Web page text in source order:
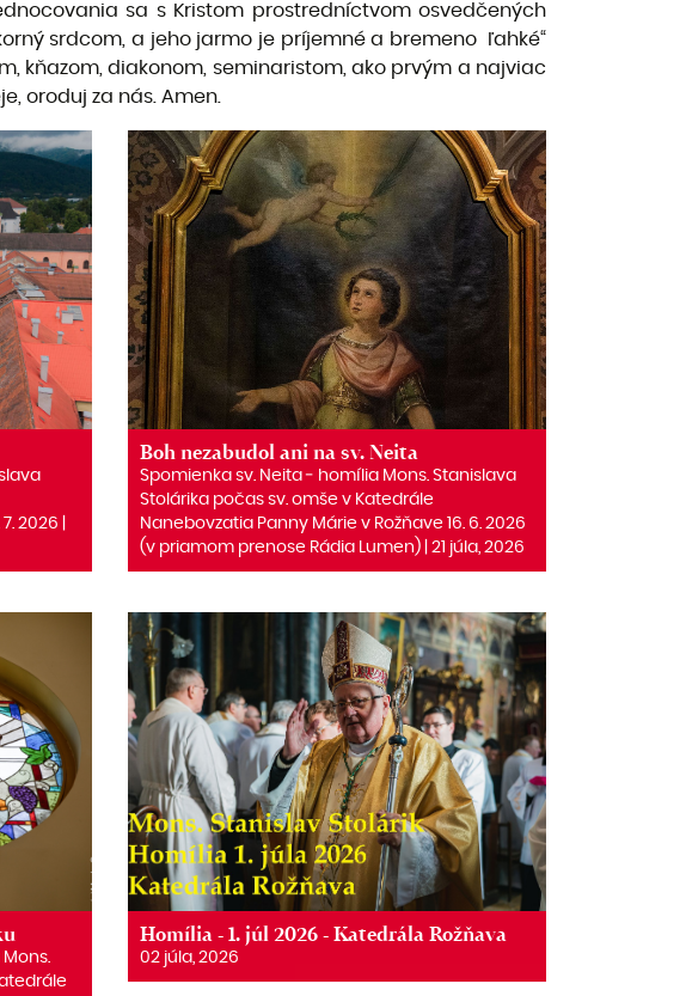
sa s Kristom prostredníctvom osvedčených
srdcom, a jeho jarmo je príjemné a bremeno ľahké“
kňazom, diakonom, seminaristom, ako prvým a najviac
oroduj za nás. Amen.
2026 |
Boh nezabudol ani na sv. Neita
Spomienka sv. Neita ‒ homília Mons. Stanislava
Stolárika počas sv. omše v Katedrále
Nanebovzatia Panny Márie v Rožňave 16. 6. 2026
(v priamom prenose Rádia Lumen) | 21 júla, 2026
Homília - 1. júl 2026 - Katedrála Rožňava
02 júla, 2026